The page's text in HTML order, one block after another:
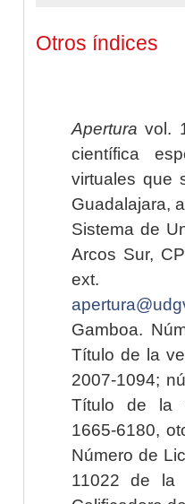
Otros índices
Apertura vol.
científica
virtuales que
Guadalajara,
Sistema de
Arcos Sur,
ext.
Gamboa.
Título de la
2007-1094;
Título de la
1665-6180,
Número de
11022 de la